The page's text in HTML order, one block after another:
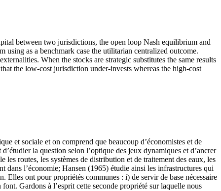
between two jurisdictions, the open loop Nash equilibrium and
as a benchmark case the utilitarian centralized outcome.
When the stocks are strategic substitutes the same results
the low-cost jurisdiction under-invests whereas the high-cost
et sociale et on comprend que beaucoup d’économistes et de
la question selon l’optique des jeux dynamiques et d’ancrer
les routes, les systèmes de distribution et de traitement des eaux, les
dans l’économie; Hansen (1965) étudie ainsi les infrastructures qui
ont pour propriétés communes : i) de servir de base nécessaire
Gardons à l’esprit cette seconde propriété sur laquelle nous